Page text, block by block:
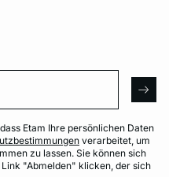
Etam Ihre persönlichen Daten
verarbeitet, um
zu lassen. Sie können sich
"Abmelden" klicken, der sich